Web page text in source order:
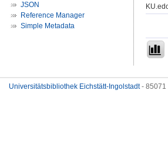
JSON
Reference Manager
Simple Metadata
Universitätsbibliothek Eichstätt-Ingolstadt- 85071